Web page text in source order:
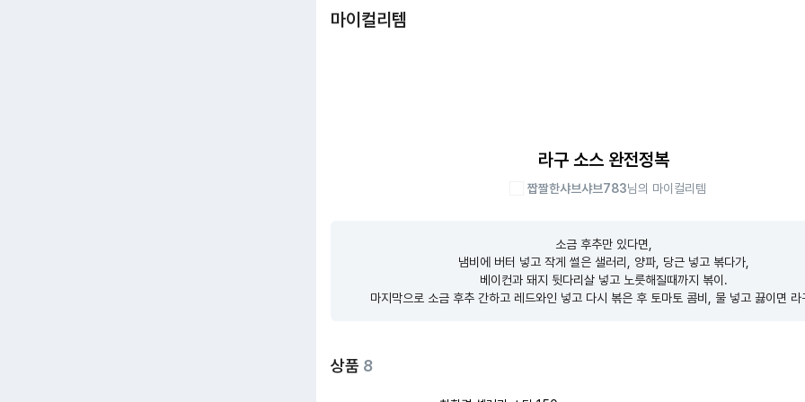
마이컬리템
라구 소스 완전정복
짭짤한샤브샤브783님의 마이컬리템
소금 후추만 있다면,
냄비에 버터 넣고 작게 썰은 샐러리, 양파, 당근 넣고 볶다가,
베이컨과 돼지 뒷다리살 넣고 노릇해질때까지 볶이.
마지막으로 소금 후추 간하고 레드와인 넣고 다시 볶은 후 토마토 콤비, 물 넣고 끓이면 라
상품 8